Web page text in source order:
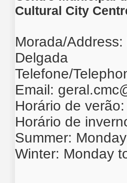
Cultural City
Morada/
Delgada
Telefone/
Email:
Horário de
Horário de
Summer:
Winter: Monday